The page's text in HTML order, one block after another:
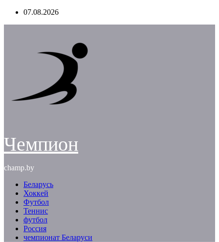
Перейти07.08.2026
Чемпион
champ.by
Беларусь
Хоккей
Футбол
Теннис
футбол
Россия
чемпионат Беларуси